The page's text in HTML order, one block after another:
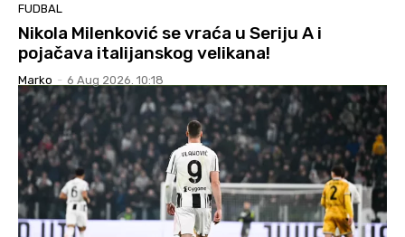
FUDBAL
Nikola Milenković se vraća u Seriju A i
pojačava italijanskog velikana!
Marko - 6 Aug 2026. 10:18